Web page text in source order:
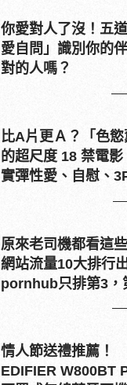
你愛對人了沒！五
愛自問」識別你的
對的人嗎？
比A片更Ａ？「色慾
的超尺度 18 禁電
實彈性愛、自慰、
原來老司機都看這
網站流量10大排行
pornhub只排第3，
情人節送禮推薦！
EDIFIER W800BT